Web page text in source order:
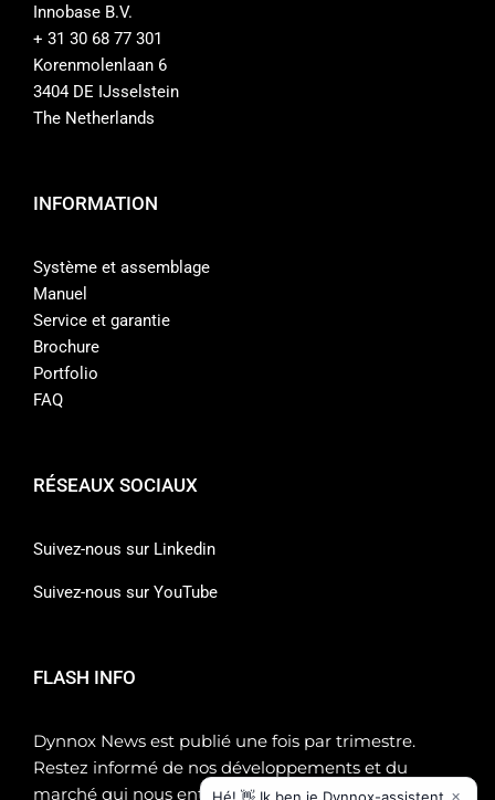
Innobase B.V.
+ 31 30 68 77 301
Korenmolenlaan 6
3404 DE IJsselstein
The Netherlands
INFORMATION
Système et assemblage
Manuel
Service et garantie
Brochure
Portfolio
FAQ
RÉSEAUX SOCIAUX
Suivez-nous sur Linkedin
Suivez-nous sur YouTube
FLASH INFO
Dynnox News est publié une fois par trimestre.
Restez informé de nos développements et du
marché qui nous entoure !